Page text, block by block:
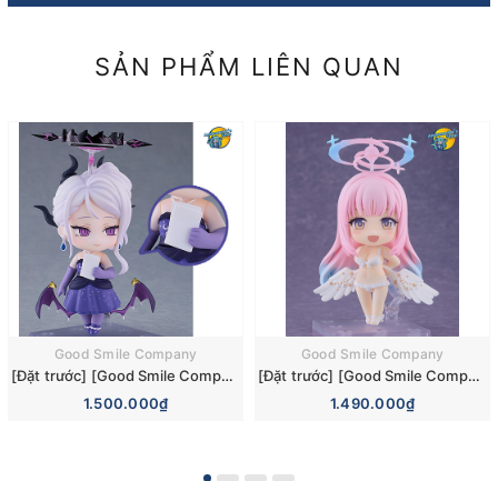
SẢN PHẨM LIÊN QUAN
Good Smile Company
[Đặt trước] [Good Smile Company] Mô hình nhân vật Blue Archive Nendoroid 3110 Hina Sorasaki Dress Basic Figure (+Bonus)
1.500.000₫
Good Smile Company
[Đặt trước] [Good Smile Company] Mô hình nhân vật Blue Archive Nendoroid 3084 Mika Misono Swimsuit Basic Figure (Bonus)
1.490.000₫